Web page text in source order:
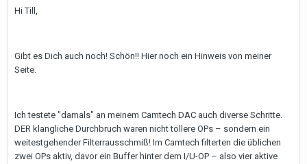
Hi Till,
Gibt es Dich auch noch! Schön!! Hier noch ein Hinweis von meiner
Seite.
Ich testete "damals" an meinem Camtech DAC auch diverse Schritte.
DER klangliche Durchbruch waren nicht töllere OPs – sondern ein
weitestgehender Filterrausschmiß! Im Camtech filterten die üblichen
zwei OPs aktiv, davor ein Buffer hinter dem I/U-OP – also vier aktive